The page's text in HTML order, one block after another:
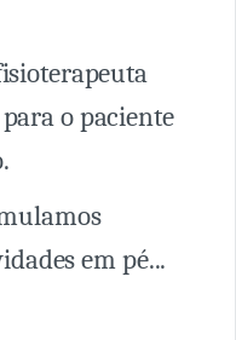
o paciente
em pé...